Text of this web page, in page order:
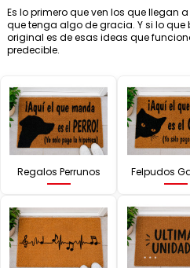
Es lo primero que ven los que llegan
que tenga algo de gracia. Y si lo
original es de esas ideas que
predecible.
Regalos Perrunos Felpudos